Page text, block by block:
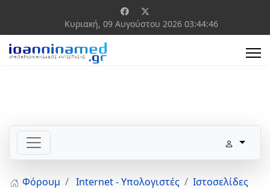
Κυριακή, 09 Αυγούστου 2026 03:44:46
Φόρουμ Internet - Υπολογιστές
Ιστοσελίδες